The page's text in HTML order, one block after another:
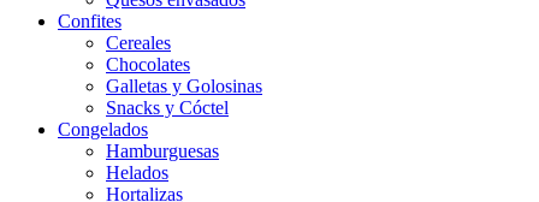
Confites
Cereales
Chocolates
Galletas y Golosinas
Snacks y Cóctel
Congelados
Hamburguesas
Helados
Hortalizas